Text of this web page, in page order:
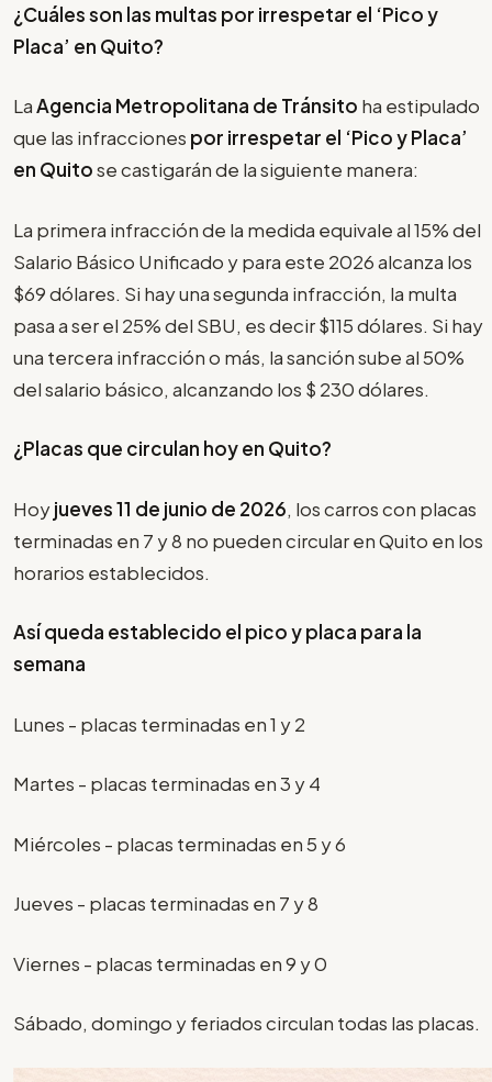
¿Cuáles son las multas por irrespetar el ‘Pico y
Placa’ en Quito?
LaAgencia Metropolitana de Tránsito ha estipulado
que las infracciones por irrespetar el ‘Pico y Placa’
en Quitose castigarán de la siguiente manera:
La primera infracción de la medida equivale al 15% del
Salario Básico Unificado y para este 2026 alcanza los
$69 dólares. Si hay una segunda infracción, la multa
pasa a ser el 25% del SBU, es decir $115 dólares. Si hay
una tercera infracción o más, la sanción sube al 50%
del salario básico, alcanzando los $ 230 dólares.
¿Placas que circulan hoy en Quito?
Hoyjueves 11 de junio de 2026, los carros con placas
terminadas en 7 y 8 no pueden circular en Quito en los
horarios establecidos.
Así queda establecido el pico y placa para la
semana
Lunes - placas terminadas en 1 y 2
Martes - placas terminadas en 3 y 4
Miércoles - placas terminadas en 5 y 6
Jueves - placas terminadas en 7 y 8
Viernes - placas terminadas en 9 y 0
Sábado, domingo y feriados circulan todas las placas.